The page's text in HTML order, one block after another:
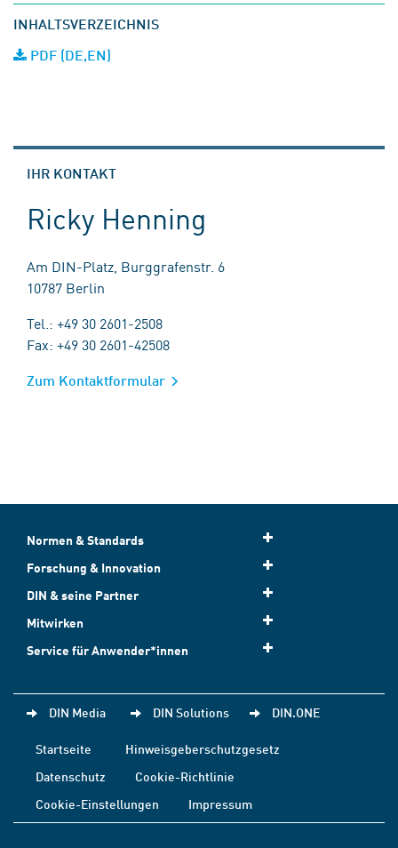
INHALTSVERZEICHNIS
PDF (DE,EN)
IHR KONTAKT
Ricky Henning
Am DIN-Platz, Burggrafenstr. 6
10787 Berlin
Tel.: +49 30 2601-2508
Fax: +49 30 2601-42508
Zum Kontaktformular
Normen & Standards
Forschung & Innovation
DIN & seine Partner
Mitwirken
Service für Anwender*innen
DIN Media DIN Solutions DIN.ONE
Startseite
Hinweisgeberschutzgesetz
Datenschutz
Cookie-Richtlinie
Cookie-Einstellungen
Impressum